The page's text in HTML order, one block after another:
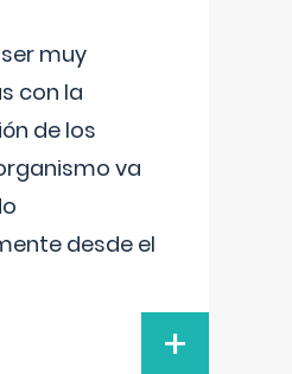
muy
con la
de los
va
desde el
+